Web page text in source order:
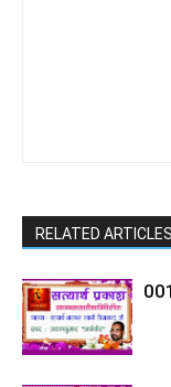
RELATED ARTICLES